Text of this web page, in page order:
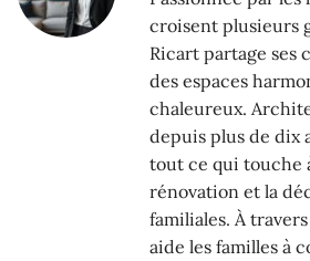
croisent plusieurs
Ricart partage ses
des espaces
chaleureux.
depuis plus de dix
tout ce qui touche
rénovation et la
familiales. À
aide les familles à